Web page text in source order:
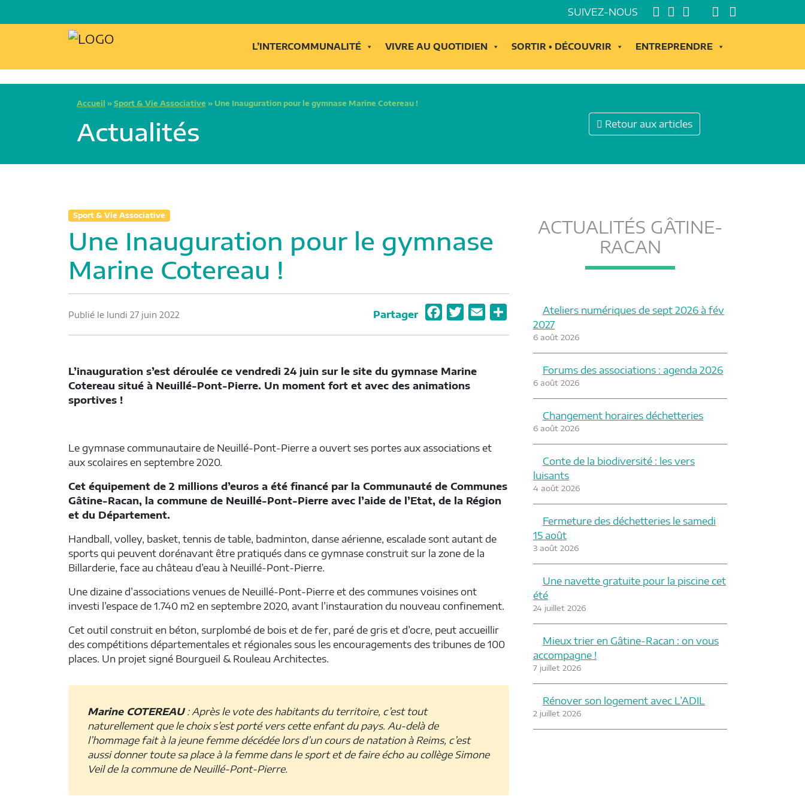
SUIVEZ-NOUS
L’INTERCOMMUNALITÉ VIVRE AU QUOTIDIEN SORTIR • DÉCOUVRIR ENTREPRENDRE
Accueil » Sport & Vie Associative » Une Inauguration pour le gymnase Marine Cotereau !
Actualités Retour aux articles
Sport & Vie Associative
Une Inauguration pour le gymnase
Marine Cotereau !
Publié le lundi 27 juin 2022 Partager
b
L’inauguration s’est déroulée ce vendredi 24 juin sur le site du gymnase Marine
Cotereau situé à Neuillé-Pont-Pierre. Un moment fort et avec des animations
sportives !
Le gymnase communautaire de Neuillé-Pont-Pierre a ouvert ses portes aux associations et
aux scolaires en septembre 2020.
Cet équipement de 2 millions d’euros a été financé par la Communauté de Communes
Gâtine-Racan, la commune de Neuillé-Pont-Pierre avec l’aide de l’Etat, de la Région
et du Département.
Handball, volley, basket, tennis de table, badminton, danse aérienne, escalade sont autant de
sports qui peuvent dorénavant être pratiqués dans ce gymnase construit sur la zone de la
Billarderie, face au château d’eau à Neuillé-Pont-Pierre.
Une dizaine d’associations venues de Neuillé-Pont-Pierre et des communes voisines ont
investi l’espace de 1.740 m2 en septembre 2020, avant l’instauration du nouveau confinement.
Cet outil construit en béton, surplombé de bois et de fer, paré de gris et d’ocre, peut accueillir
des compétitions départementales et régionales sous les encouragements des tribunes de 100
places. Un projet signé Bourgueil & Rouleau Architectes.
Marine COTEREAU: Après le vote des habitants du territoire, c’est tout
naturellement que le choix s’est porté vers cette enfant du pays. Au-delà de
l’hommage fait à la jeune femme décé­dée lors d’un cours de natation à Reims, c’est
aussi donner toute sa place à la femme dans le sport et de faire écho au collège Simone
Veil de la commune de Neuillé-Pont-Pierre.
ACTUALITÉS GÂTINE-
RACAN
Ateliers numériques de sept 2026 à fév
2027
6 août 2026
Forums des associations : agenda 2026
6 août 2026
Changement horaires déchetteries
6 août 2026
Conte de la biodiversité : les vers
luisants
4 août 2026
Fermeture des déchetteries le samedi
15 août
3 août 2026
Une navette gratuite pour la piscine cet
été
24 juillet 2026
Mieux trier en Gâtine-Racan : on vous
accompagne !
7 juillet 2026
Rénover son logement avec L’ADIL
2 juillet 2026